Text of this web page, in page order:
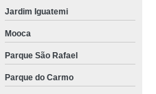
Jardim Iguatemi
Mooca
Parque São Rafael
Parque do Carmo